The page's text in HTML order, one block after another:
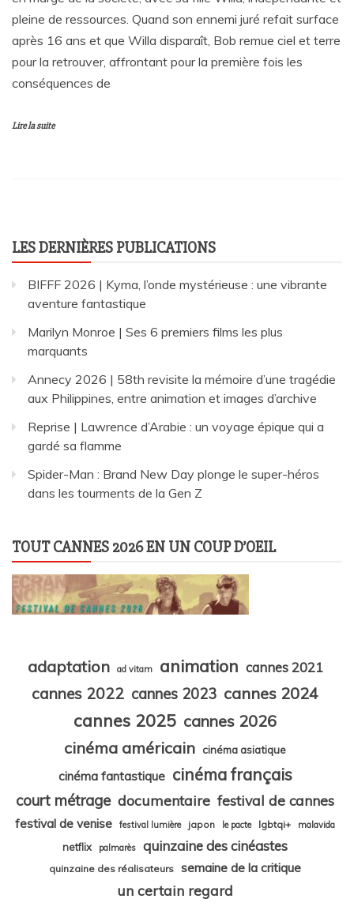
pleine de ressources. Quand son ennemi juré refait surface
après 16 ans et que Willa disparaît, Bob remue ciel et terre
pour la retrouver, affrontant pour la première fois les
conséquences de
Lire la suite
LES DERNIÈRES PUBLICATIONS
BIFFF 2026 | Kyma, l’onde mystérieuse : une vibrante
aventure fantastique
Marilyn Monroe | Ses 6 premiers films les plus
marquants
Annecy 2026 | 58th revisite la mémoire d’une tragédie
aux Philippines, entre animation et images d’archive
Reprise | Lawrence d’Arabie : un voyage épique qui a
gardé sa flamme
Spider-Man : Brand New Day plonge le super-héros
dans les tourments de la Gen Z
TOUT CANNES 2026 EN UN COUP D’OEIL
adaptation ad vitam animation cannes 2021
cannes 2022 cannes 2023 cannes 2024
cannes 2025 cannes 2026
cinéma américain
cinéma asiatique
cinéma fantastique cinéma français
court métrage documentaire festival de cannes
festival de venise festival lumière japon le pacte lgbtqi+ malavida
netflix palmarès quinzaine des cinéastes
quinzaine des réalisateurs semaine de la critique
un certain regard